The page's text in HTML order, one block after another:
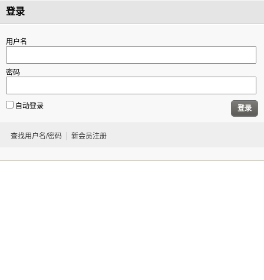
登录
用户名
密码
自动登录 登录
查找用户名/密码 新会员注册